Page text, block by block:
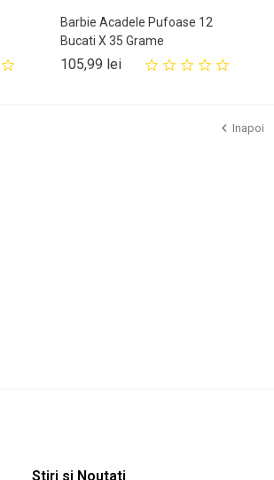
Barbie Acadele Pufoase 12
Bucati X 35 Grame
105,99 leiPret
 Inapoi
Stiri si Noutati